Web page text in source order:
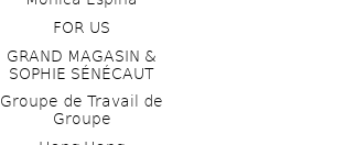
FOR US
GRAND MAGASIN &
SOPHIE SÉNÉCAUT
Groupe de Travail de
Groupe